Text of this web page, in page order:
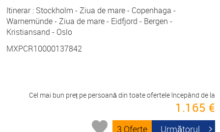
Itinerar : Stockholm - Ziua de mare - Copenhaga -
Warnemünde - Ziua de mare - Eidfjord - Bergen -
Kristiansand - Oslo
MXPCR10000137842
Cel mai bun preț pe persoană din toate ofertele începând de la
1.165 €
3 Oferte Următorul